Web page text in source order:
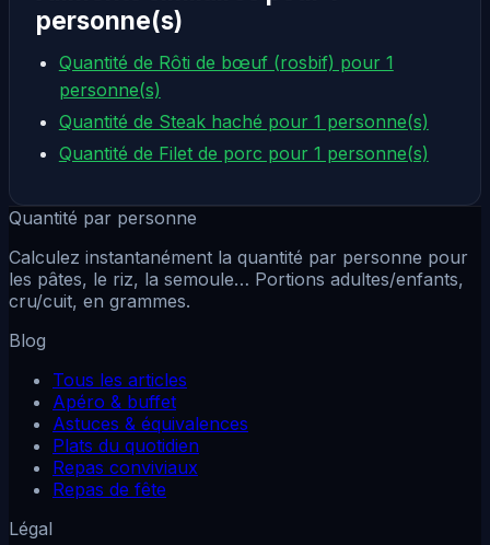
personne(s)
Quantité de Rôti de bœuf (rosbif) pour 1
personne(s)
Quantité de Steak haché pour 1 personne(s)
Quantité de Filet de porc pour 1 personne(s)
Quantité par personne
Calculez instantanément la quantité par personne pour
les pâtes, le riz, la semoule… Portions adultes/enfants,
cru/cuit, en grammes.
Blog
Tous les articles
Apéro & buffet
Astuces & équivalences
Plats du quotidien
Repas conviviaux
Repas de fête
Légal